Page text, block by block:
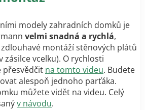
modely zahradních domků je
velmi snadná a rychlá,
montáží stěnových plátů
vcelku). O rychlosti
přesvědčit na tomto videu. Budete
alespoň jednoho parťáka.
můžete vidět na videu. Celý
v návodu.